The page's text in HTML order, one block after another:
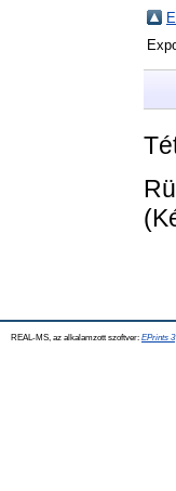
REAL-MS, az alkalamzott szoftver: EPrints 3